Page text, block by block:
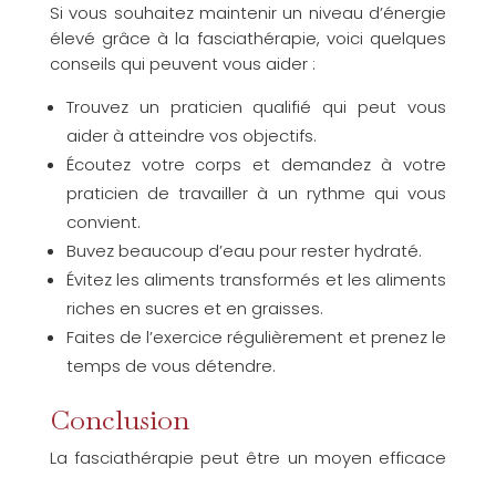
Si vous souhaitez maintenir un niveau d’énergie
élevé grâce à la fasciathérapie, voici quelques
conseils qui peuvent vous aider :
Trouvez un praticien qualifié qui peut vous
aider à atteindre vos objectifs.
Écoutez votre corps et demandez à votre
praticien de travailler à un rythme qui vous
convient.
Buvez beaucoup d’eau pour rester hydraté.
Évitez les aliments transformés et les aliments
riches en sucres et en graisses.
Faites de l’exercice régulièrement et prenez le
temps de vous détendre.
Conclusion
La fasciathérapie peut être un moyen efficace